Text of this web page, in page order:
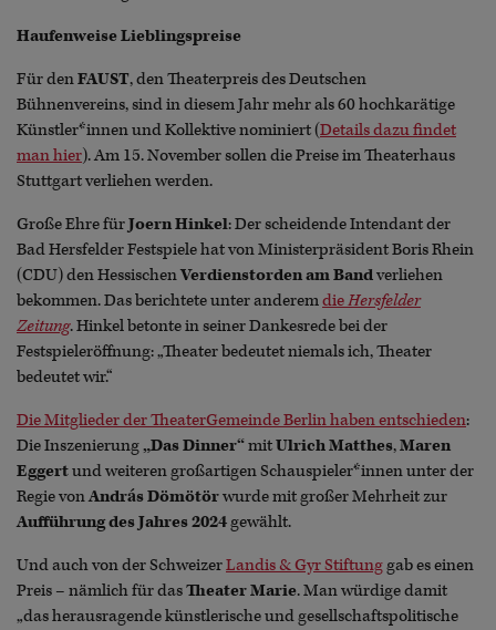
Haufenweise Lieblingspreise
Für denFAUST, den Theaterpreis des Deutschen
Bühnenvereins, sind in diesem Jahr mehr als 60 hochkarätige
Künstler*innen und Kollektive nominiert (Details dazu findet
man hier). Am 15. November sollen die Preise im Theaterhaus
Stuttgart verliehen werden.
Große Ehre fürJoern Hinkel: Der scheidende Intendant der
Bad Hersfelder Festspiele hat von Ministerpräsident Boris Rhein
(CDU) den HessischenVerdienstorden am Bandverliehen
bekommen. Das berichtete unter anderemdieHersfelder
Zeitung. Hinkel betonte in seiner Dankesrede bei der
Festspieleröffnung: „Theater bedeutet niemals ich, Theater
bedeutet wir.“
Die Mitglieder der TheaterGemeinde Berlin haben entschieden:
Die Inszenierung„Das Dinner“mitUlrich Matthes,Maren
Eggertund weiteren großartigen Schauspieler*innen unter der
Regie vonAndrás Dömötörwurde mit großer Mehrheit zur
Aufführung des Jahres 2024gewählt.
Und auch von der SchweizerLandis & Gyr Stiftunggab es einen
Preis – nämlich für dasTheater Marie. Man würdige damit
„das herausragende künstlerische und gesellschaftspolitische